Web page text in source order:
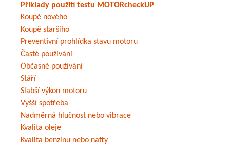
Příklady použití testu MOTORcheckUP
Koupě nového
Koupě staršího
Preventivní prohlídka stavu motoru
Časté používání
Občasné používání
Stáří
Slabší výkon motoru
Vyšší spotřeba
Nadměrná hlučnost nebo vibrace
Kvalita oleje
Kvalita benzínu nebo nafty